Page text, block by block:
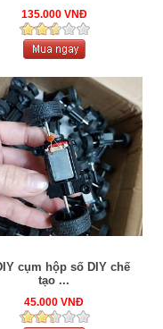
135.000 VNĐ
cụm hộp số DIY chế
tạo ...
45.000 VNĐ